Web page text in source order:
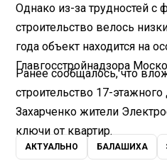
Однако из-за трудностей с
строительство велось
года объект находится на
Главгосстройнадзора
Ранее сообщалось, что
строительство 17-
Захарченко жители
ключи от квартир.
АКТУАЛЬНО БАЛАШИХА